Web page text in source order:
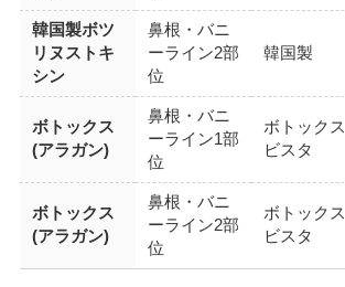
韓国製ボツ
リヌストキ
シン
鼻根・バニ
ーライン2部
位
韓国製
ボトックス
(アラガン)
鼻根・バニ
ーライン1部
位
ボトックス
ビスタ
ボトックス
(アラガン)
鼻根・バニ
ーライン2部
位
ボトックス
ビスタ